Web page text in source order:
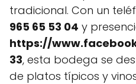
tradicional. Con un
965 65 53 04 y
https://
33, esta bodega se
de platos típicos y